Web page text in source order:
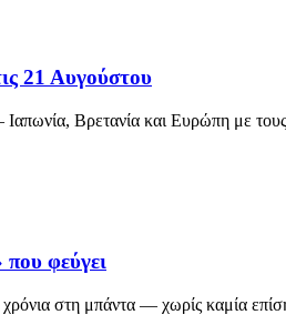
21 Αυγούστου
Βρετανία και Ευρώπη με
φεύγει
στη μπάντα — χωρίς καμία